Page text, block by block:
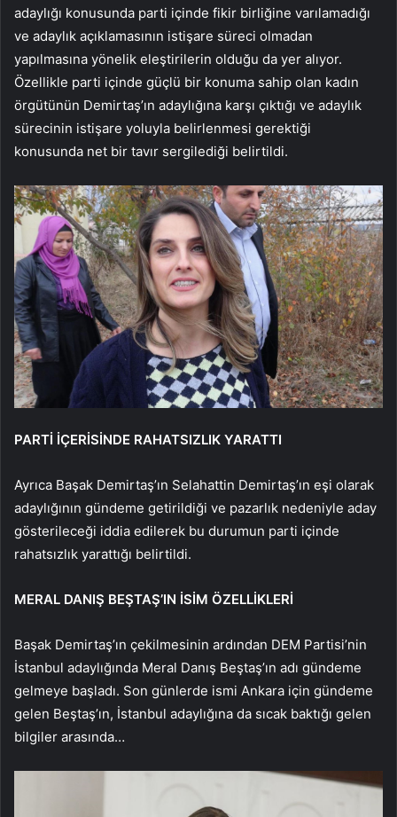
adaylığı konusunda parti içinde fikir birliğine varılamadığı
ve adaylık açıklamasının istişare süreci olmadan
yapılmasına yönelik eleştirilerin olduğu da yer alıyor.
Özellikle parti içinde güçlü bir konuma sahip olan kadın
örgütünün Demirtaş’ın adaylığına karşı çıktığı ve adaylık
sürecinin istişare yoluyla belirlenmesi gerektiği
konusunda net bir tavır sergilediği belirtildi.
PARTİ İÇERİSİNDE RAHATSIZLIK YARATTI
Ayrıca Başak Demirtaş’ın Selahattin Demirtaş’ın eşi olarak
adaylığının gündeme getirildiği ve pazarlık nedeniyle aday
gösterileceği iddia edilerek bu durumun parti içinde
rahatsızlık yarattığı belirtildi.
MERAL DANIŞ BEŞTAŞ’IN İSİM ÖZELLİKLERİ
Başak Demirtaş’ın çekilmesinin ardından DEM Partisi’nin
İstanbul adaylığında Meral Danış Beştaş’ın adı gündeme
gelmeye başladı. Son günlerde ismi Ankara için gündeme
gelen Beştaş’ın, İstanbul adaylığına da sıcak baktığı gelen
bilgiler arasında…